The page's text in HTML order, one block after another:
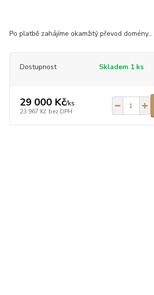
Po platbě zahájíme okamžitý převod domény...
Dostupnost Skladem 1 ks
29 000 Kč/ks
23 967 Kč bez DPH